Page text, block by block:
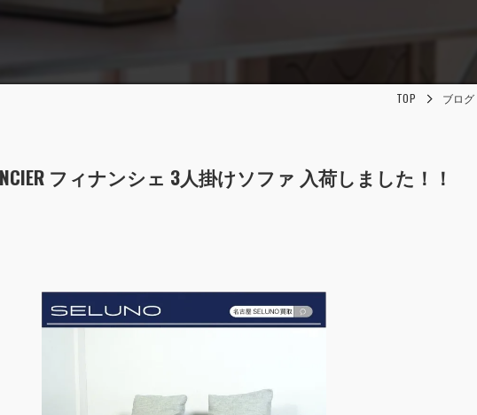
TOP ブログ
フィナンシェ 3人掛けソファ 入荷しました！！